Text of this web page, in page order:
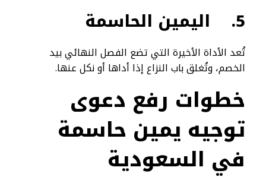
5. اليمين الحاسمة
تُعد الأداة الأخيرة التي تضع الفصل النهائي بيد
الخصم، وتُغلق باب النزاع إذا أداها أو نكل عنها.
خطوات رفع دعوى
توجيه يمين حاسمة
في السعودية